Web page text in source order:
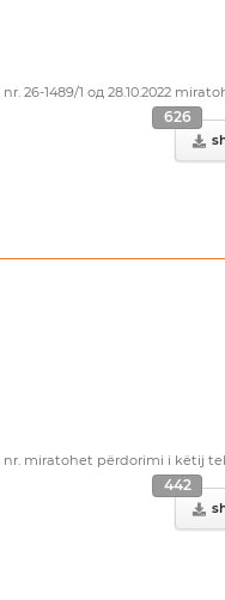
26-1489/1 од 28.10.2022
626
miratohet përdorimi i këtij
442